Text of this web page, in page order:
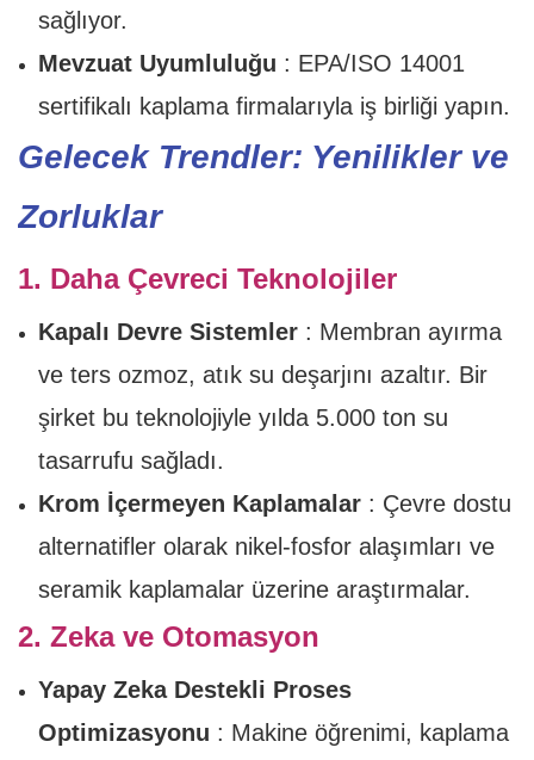
sağlıyor.
Mevzuat Uyumluluğu : EPA/ISO 14001
sertifikalı kaplama firmalarıyla iş birliği yapın.
Gelecek Trendler: Yenilikler ve
Zorluklar
1. Daha Çevreci Teknolojiler
Kapalı Devre Sistemler: Membran ayırma
ve ters ozmoz, atık su deşarjını azaltır. Bir
şirket bu teknolojiyle yılda 5.000 ton su
tasarrufu sağladı.
Krom İçermeyen Kaplamalar: Çevre dostu
alternatifler olarak nikel-fosfor alaşımları ve
seramik kaplamalar üzerine araştırmalar.
2. Zeka ve Otomasyon
Yapay Zeka Destekli Proses
Optimizasyonu : Makine öğrenimi, kaplama